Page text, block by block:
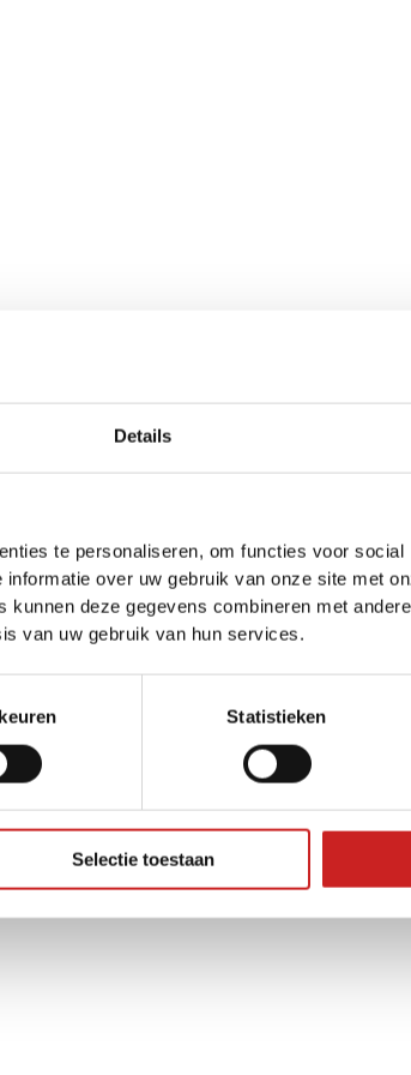
Details
te personaliseren, om functies voor
over uw gebruik van onze site met
kunnen deze gegevens combineren met
van uw gebruik van hun services.
Statistieken
Selectie toestaan
while loadingwww.adggroep.nl(see the